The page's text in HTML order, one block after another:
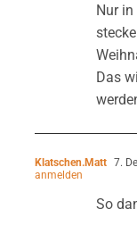
Nur
Das
Klatschen.Matt 7.
anmelden
So